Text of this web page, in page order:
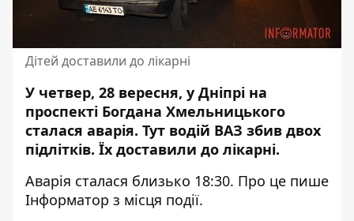
Дітей доставили до лікарні
У четвер, 28 вересня, у Дніпрі на
проспекті Богдана Хмельницького
сталася аварія. Тут водій ВАЗ збив двох
підлітків. Їх доставили до лікарні.
Аварія сталася близько 18:30. Про це пише
Інформатор з місця події.